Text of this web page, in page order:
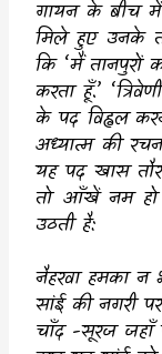
गायन के बीच में
मिले हुए उनके
कि ‘मैं तानपुरों
करता हूँ.’ ‘त्रिवेणी
के पद विह्वल
अध्यात्म की
यह पद खास
तो आँखें नम हो
उठती है:
नैहरवा हमका न
सांई की नगरी
चाँद -सूरज जहाँ